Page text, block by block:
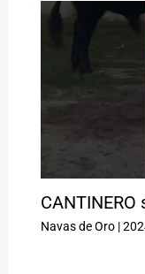
Navas de Oro|